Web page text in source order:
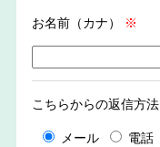
お名前（カナ） ※
こちらからの返信方法
メール 電話